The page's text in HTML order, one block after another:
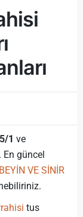
1 ve
En güncel
BEYİN VE SİNİR
tus